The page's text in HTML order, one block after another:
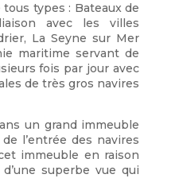
types : Bateaux de
avec les villes
La Seyne sur Mer
maritime servant de
fois par jour avec
de très gros navires
un grand immeuble
l’entrée des navires
immeuble en raison
superbe vue qui